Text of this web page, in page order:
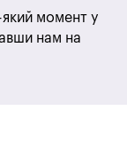
який момент у
нам на